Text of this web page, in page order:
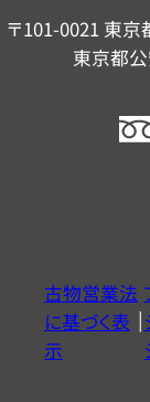
〒101-0021 東
東京都
古物営業法
に基づく表
示